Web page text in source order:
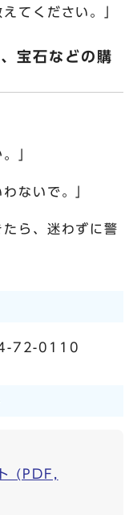
てください。」
宝石などの購
」
ないで。」
たら、迷わずに警
72-0110
(PDF,